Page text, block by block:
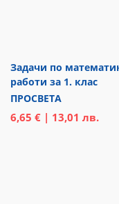
Задачи по
работи за 1. клас
ПРОСВЕТА
6,65 € | 13,01 лв.